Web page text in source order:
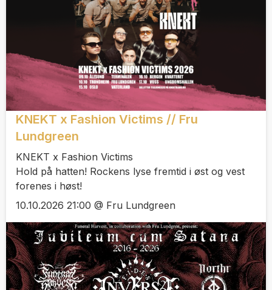
KNEKT x Fashion Victims // Fru
Lundgreen
KNEKT x Fashion Victims
Hold på hatten! Rockens lyse fremtid i øst og vest
forenes i høst!
10.10.2026 21:00 @ Fru Lundgreen